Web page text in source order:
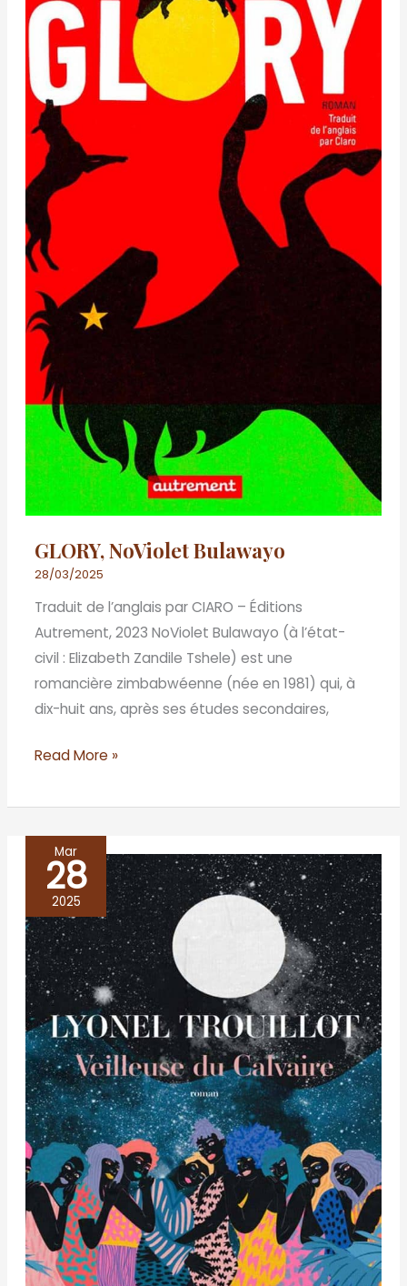
GLORY, NoViolet Bulawayo
28/03/2025
Traduit de l’anglais par CIARO – Éditions
Autrement, 2023 NoViolet Bulawayo (à l’état-
civil : Elizabeth Zandile Tshele) est une
romancière zimbabwéenne (née en 1981) qui, à
dix-huit ans, après ses études secondaires,
Read More »
Mar
28
2025
VEILLEUSE
DU
CALVAIRE,
Lyonel
Trouillot